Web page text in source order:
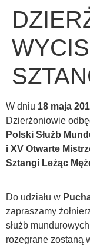
W dniu 18 maja
Dzierżoniowie
Polski Służb
i XV Otwarte
Sztangi Leżąc
Do udziału w
zapraszamy
służb
rozegrane zostaną